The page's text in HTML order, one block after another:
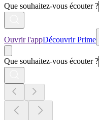
Que souhaitez-vous écouter ?
Ouvrir l'appDécouvrir Prime
Que souhaitez-vous écouter ?